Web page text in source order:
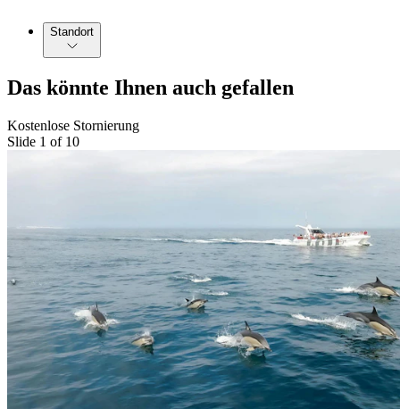
Standort
Das könnte Ihnen auch gefallen
Kostenlose Stornierung
Slide 1 of 10